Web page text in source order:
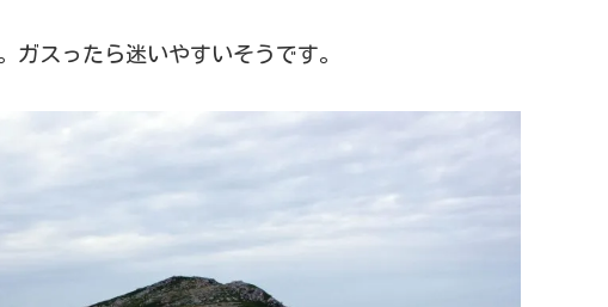
ガスったら迷いやすいそうです。